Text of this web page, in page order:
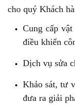
cho quý Khách
Cung cấp
điều khiển
Dịch vụ sửa
Khảo sát, tư
đưa ra giải